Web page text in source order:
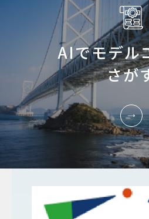
AIでモデル
さが